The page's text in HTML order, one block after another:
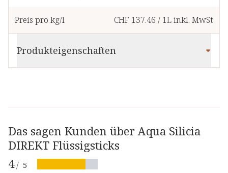
Preis pro kg/l CHF 137.46 / 1Linkl. MwSt
Produkteigenschaften
Das sagen Kunden über Aqua Silicia
DIREKT Flüssigsticks
4/ 5